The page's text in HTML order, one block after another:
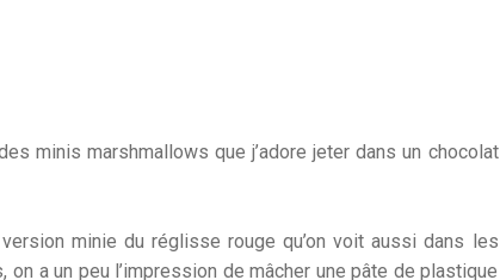
minis marshmallows que j’adore jeter dans un chocolat
minie du réglisse rouge qu’on voit aussi dans les
a un peu l’impression de mâcher une pâte de plastique